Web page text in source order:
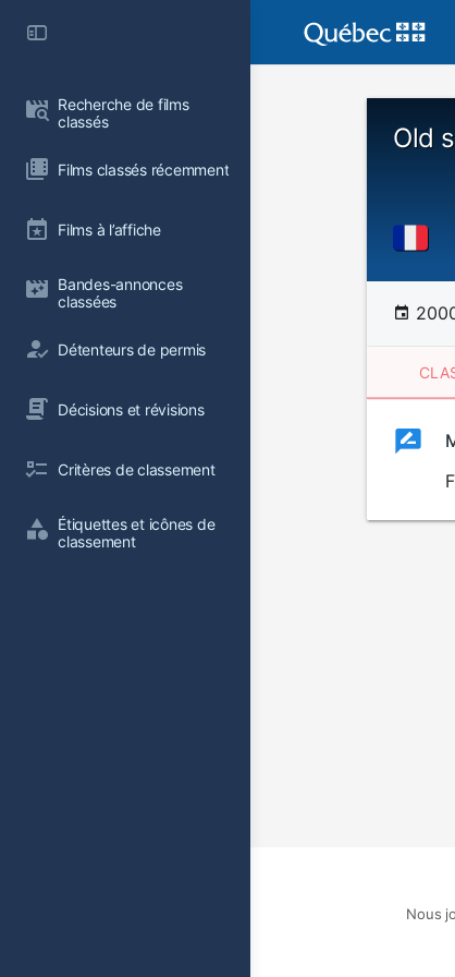
Recherche de films
classés
Films classés récemment
Films à l’affiche
Bandes-annonces
classées
Détenteurs de permis
Décisions et révisions
Critères de classement
Étiquettes et icônes de
classement
Old
Nous